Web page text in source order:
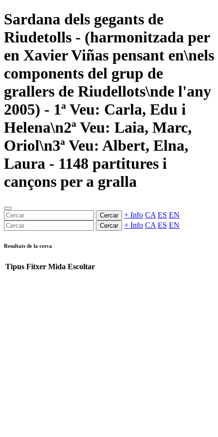
Sardana dels gegants de
Riudetolls - (harmonitzada per
en Xavier Viñas pensant en\nels
components del grup de
grallers de Riudellots\nde l'any
2005) - 1ª Veu: Carla, Edu i
Helena\n2ª Veu: Laia, Marc,
Oriol\n3ª Veu: Albert, Elna,
Laura - 1148 partitures i
cançons per a gralla
Cercar + Info CA ES EN
Cercar + Info CA ES EN
Resultats de la cerca
Tipus Fitxer Mida Escoltar